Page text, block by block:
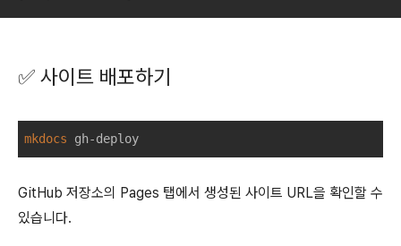
✅ 사이트 배포하기
mkdocs
GitHub 저장소의 Pages 탭에서 생성된 사이트 URL을 확인할 수
있습니다.